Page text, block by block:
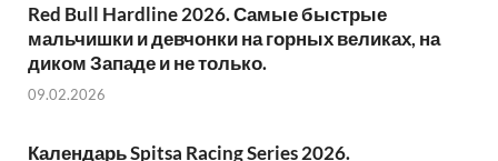
Red Bull Hardline 2026. Самые быстрые
мальчишки и девчонки на горных великах, на
диком Западе и не только.
09.02.2026
Календарь Spitsa Racing Series 2026.